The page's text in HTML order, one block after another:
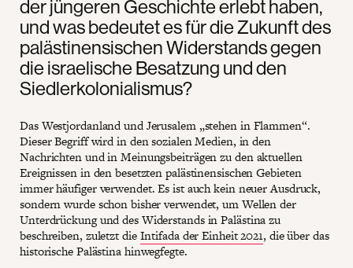
der jüngeren Geschichte erlebt haben,
und was bedeutet es für die Zukunft des
palästinensischen Widerstands gegen
die israelische Besatzung und den
Siedlerkolonialismus?
Das Westjordanland und Jerusalem „stehen in Flammen“.
Dieser Begriff wird in den sozialen Medien, in den
Nachrichten und in Meinungsbeiträgen zu den aktuellen
Ereignissen in den besetzten palästinensischen Gebieten
immer häufiger verwendet. Es ist auch kein neuer Ausdruck,
sondern wurde schon bisher verwendet, um Wellen der
Unterdrückung und des Widerstands in Palästina zu
beschreiben, zuletzt dieIntifada der Einheit 2021, die über das
historische Palästina hinwegfegte.